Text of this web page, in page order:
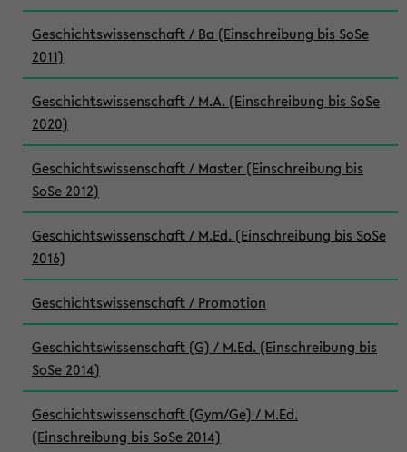
Geschichtswissenschaft / Ba (Einschreibung bis SoSe
2011)
Geschichtswissenschaft / M.A. (Einschreibung bis SoSe
2020)
Geschichtswissenschaft / Master (Einschreibung bis
SoSe 2012)
Geschichtswissenschaft / M.Ed. (Einschreibung bis SoSe
2016)
Geschichtswissenschaft / Promotion
Geschichtswissenschaft (G) / M.Ed. (Einschreibung bis
SoSe 2014)
Geschichtswissenschaft (Gym/Ge) / M.Ed.
(Einschreibung bis SoSe 2014)